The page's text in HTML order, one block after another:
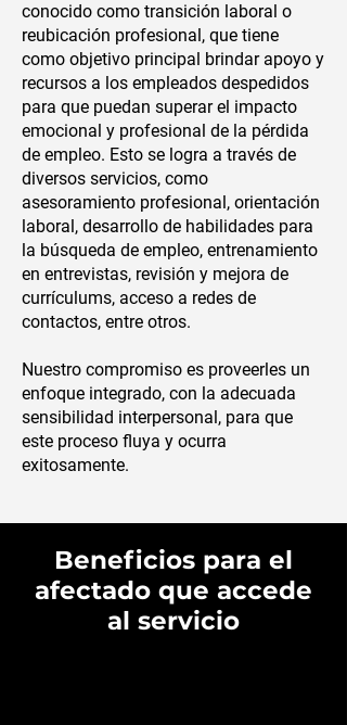
conocido como transición laboral o
reubicación profesional, que tiene
como objetivo principal brindar apoyo y
recursos a los empleados despedidos
para que puedan superar el impacto
emocional y profesional de la pérdida
de empleo. Esto se logra a través de
diversos servicios, como
asesoramiento profesional, orientación
laboral, desarrollo de habilidades para
la búsqueda de empleo, entrenamiento
en entrevistas, revisión y mejora de
currículums, acceso a redes de
contactos, entre otros.
Nuestro compromiso es proveerles un
enfoque integrado, con la adecuada
sensibilidad interpersonal, para que
este proceso fluya y ocurra
exitosamente.
Beneficios para el
afectado que accede
al servicio